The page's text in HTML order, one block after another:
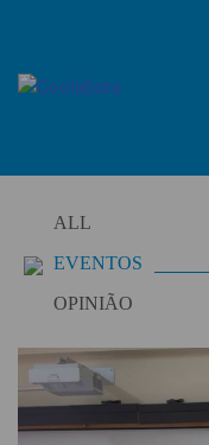
content
ALL
EVENTOS
OPINIÃO